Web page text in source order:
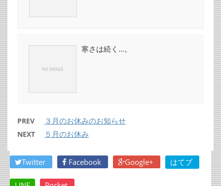
寒さは続く…。
PREV ３月のお休みのお知らせ
NEXT ５月のお休み
Twitter Facebook Google+ はてブ